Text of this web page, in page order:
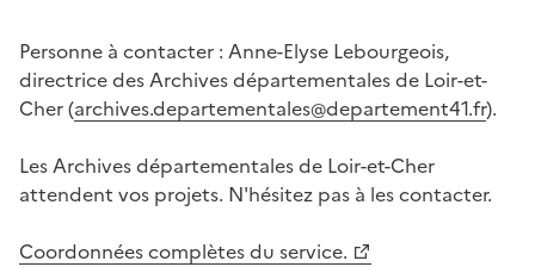
Personne à contacter : Anne-Elyse Lebourgeois,
directrice des Archives départementales de Loir-et-
Cher (archives.departementales@departement41.fr).
Les Archives départementales de Loir-et-Cher
attendent vos projets. N'hésitez pas à les contacter.
Coordonnées complètes du service.